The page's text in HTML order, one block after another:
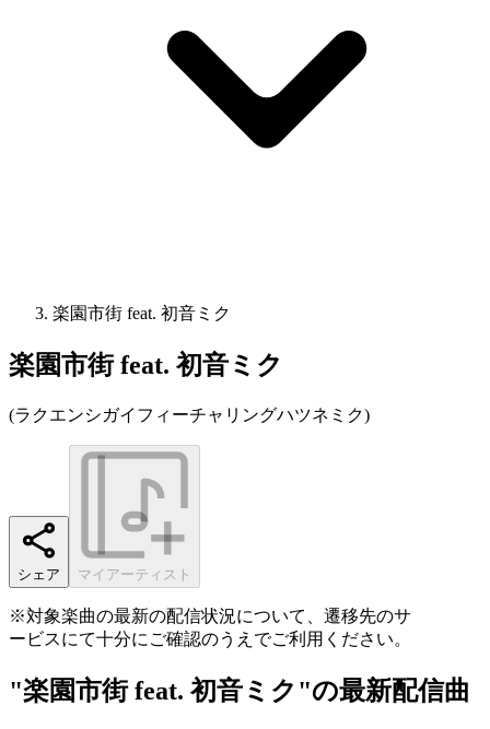
楽園市街 feat. 初音ミク
楽園市街 feat. 初音ミク
(ラクエンシガイフィーチャリングハツネミク)
シェア マイアーティスト
※対象楽曲の最新の配信状況について、遷移先のサ
ービスにて十分にご確認のうえでご利用ください。
"楽園市街 feat. 初音ミク"の最新配信曲